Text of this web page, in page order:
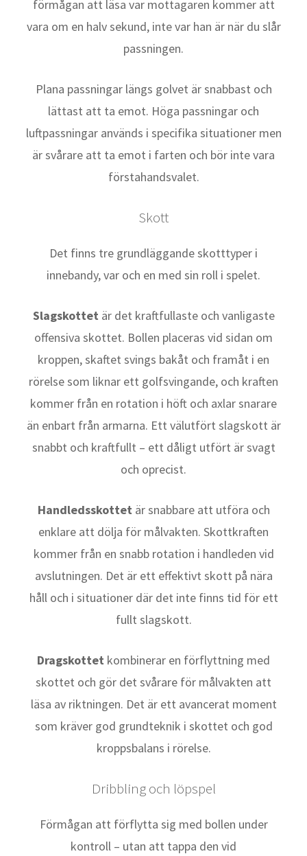
förmågan att läsa var mottagaren kommer att
vara om en halv sekund, inte var han är när du slår
passningen.
Plana passningar längs golvet är snabbast och
lättast att ta emot. Höga passningar och
luftpassningar används i specifika situationer men
är svårare att ta emot i farten och bör inte vara
förstahandsvalet.
Skott
Det finns tre grundläggande skotttyper i
innebandy, var och en med sin roll i spelet.
Slagskottet är det kraftfullaste och vanligaste
offensiva skottet. Bollen placeras vid sidan om
kroppen, skaftet svings bakåt och framåt i en
rörelse som liknar ett golfsvingande, och kraften
kommer från en rotation i höft och axlar snarare
än enbart från armarna. Ett välutfört slagskott är
snabbt och kraftfullt – ett dåligt utfört är svagt
och oprecist.
Handledsskottet är snabbare att utföra och
enklare att dölja för målvakten. Skottkraften
kommer från en snabb rotation i handleden vid
avslutningen. Det är ett effektivt skott på nära
håll och i situationer där det inte finns tid för ett
fullt slagskott.
Dragskottet kombinerar en förflyttning med
skottet och gör det svårare för målvakten att
läsa av riktningen. Det är ett avancerat moment
som kräver god grundteknik i skottet och god
kroppsbalans i rörelse.
Dribbling och löpspel
Förmågan att förflytta sig med bollen under
kontroll – utan att tappa den vid